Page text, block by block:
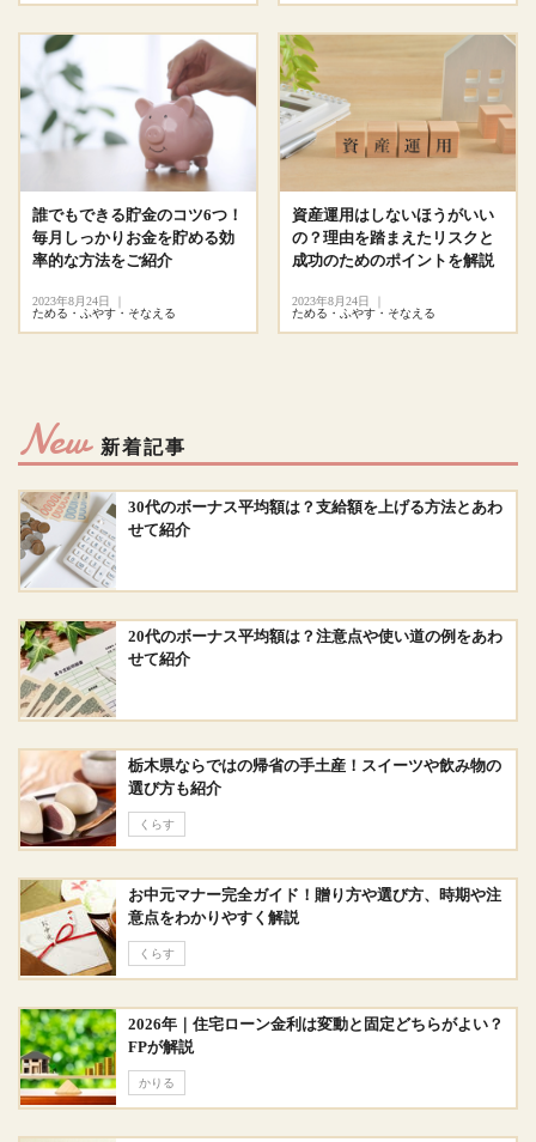
誰でもできる貯金のコツ6つ！
毎月しっかりお金を貯める効
率的な方法をご紹介
2023年8月24日
ためる・ふやす・そなえる
資産運用はしないほうがいい
の？理由を踏まえたリスクと
成功のためのポイントを解説
2023年8月24日
ためる・ふやす・そなえる
New 新着記事
30代のボーナス平均額は？支給額を上げる方法とあわ
せて紹介
20代のボーナス平均額は？注意点や使い道の例をあわ
せて紹介
栃木県ならではの帰省の手土産！スイーツや飲み物の
選び方も紹介
くらす
お中元マナー完全ガイド！贈り方や選び方、時期や注
意点をわかりやすく解説
くらす
2026年｜住宅ローン金利は変動と固定どちらがよい？
FPが解説
かりる